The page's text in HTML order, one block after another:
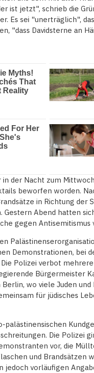
ist jetzt", schrieb die
Es sei "unerträglich",
"dass Davidsterne an
der Nacht zum
beworfen worden.
in Richtung der
Abend hatten
gegen Antisemitismus
Demonstrationen, bei
Polizei verbot
Bürgermeister
wo viele Juden
für jüdisches
palästinensischen
Die Polizei
vor, die
und Brandsätzen
vorläufigen